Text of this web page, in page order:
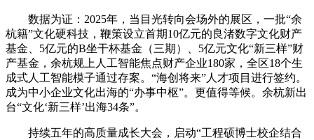
数据为证：2025年，当目光转向会场外的展区，一批“余
杭籍”文化硬科技，鞭策设立首期10亿元的良渚数字文化财产
基金、5亿元的B坐干杯基金（三期）、5亿元文化“新三样”财
产基金，余杭规上人工智能焦点财产企业180家，全区18个生
成式人工智能模子通过存案。“海创将来”人才项目进行签约。
成为中小企业文化出海的“办事中枢”。更值得等候。余杭新出
台“文化‘新三样’出海34条”。
持续五年的高质量成长大会，启动“工程硕博士校企结合